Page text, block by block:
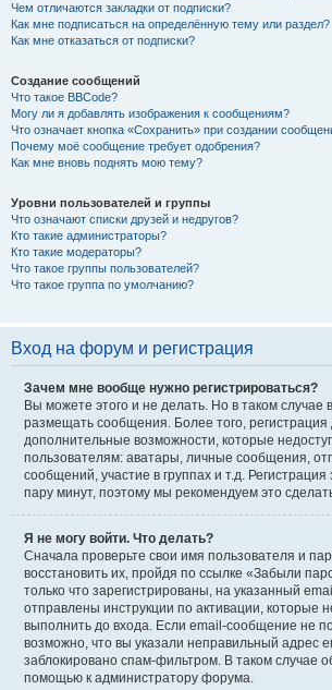
Чем отличаются закладки от подписки?
Как мне подписаться на определённую тему или раздел?
Как мне отказаться от подписки?
Создание сообщений
Что такое BBCode?
Могу ли я добавлять изображения к сообщениям?
Что означает кнопка «Сохранить» при создании
Почему моё сообщение требует одобрения?
Как мне вновь поднять мою тему?
Уровни пользователей и группы
Что означают списки друзей и недругов?
Кто такие администраторы?
Кто такие модераторы?
Что такое группы пользователей?
Что такое группа по умолчанию?
Вход на форум и регистрация
Зачем мне вообще нужно регистрироваться?
Вы можете этого и не делать. Но в таком случае
размещать сообщения. Более того, регистрация
дополнительные возможности, которые
пользователям: аватары, личные сообщения,
сообщений, участие в группах и т.д. Регистрация
пару минут, поэтому мы рекомендуем это
Я не могу войти. Что делать?
Сначала проверьте свои имя пользователя и
восстановить их, пройдя по ссылке «Забыли
только что зарегистрированы, на указанный
отправлены инструкции по активации, которые
выполнить до входа. Если email-сообщение не
возможно, что вы указали неправильный адрес
заблокировано спам-фильтром. В таком случае
помощью к администратору форума.